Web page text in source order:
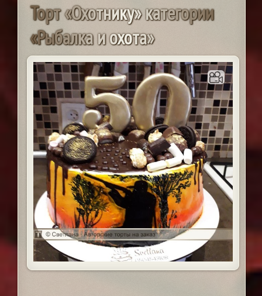
Торт«Охотнику»категории
«Рыбалкаиохота»